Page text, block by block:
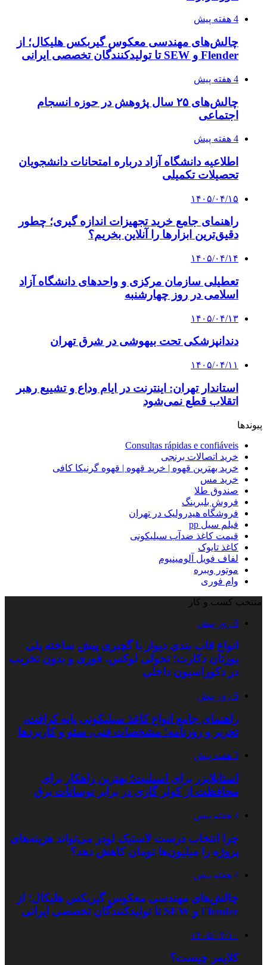
4 هفته پیش
چالش‌های مهندسی معکوس گیربکس هلیکال؛ از
Flender و SEW تا تولیدکنندگان تخصصی ایرانی
4 هفته پیش
چالش‌های ۲۵ سال پژوهش در حوزه انسجام
اجتماعی
4 هفته پیش
اطلاعیه دانشگاه آزاد درباره امتحانات دانشجویان
تحصیلات تکمیلی
۱۴۰۵/۰۴/۱۵
راهنمای جامع خرید تجهیزات اندازه گیری؛ چطور
دقیق‌ترین ابزارها را آنلاین بخریم؟
۱۴۰۵/۰۴/۱۴
تعطیلی سازمان مرکزی و واحدهای دانشگاه آزاد
اسلامی در روز چهارشنبه
۱۴۰۵/۰۴/۱۳
دندانپزشکی تحت بیهوشی در شرق تهران
۱۴۰۵/۰۴/۱۱
استاندار تهران: اینترنت در ایام وداع و تشییع رهبر
اتقلاب قطع نمی‌شود
پیوندها
Consultas rápidas e confiáveis
خرید اتصالات برنجی
خرید بهترین قهوه | خرید قهوه | قهوه گرنیکا کافی
خرید مس
صندوق طلا
فروش بلبرینگ
فروشگاه هیدرولیک در تهران
فیلم سیل pp
قیمت کاغذ ضدآب سیلیکونی
کاغذ تایوک
لفاف فویل آلومینیوم
موتور ویبره
وام فوری
منتخب کسب و کار
6 روز پیش
انواع قاب بندی دیوار با گچبری پیش ساخته پلی
یورتان دکارت؛ تحولی لوکس، فوری و بدون تخریب
در دکوراسیون داخلی
6 روز پیش
راهنمای جامع انواع کاغذ سیلیکونی پایه کرافت،
تحریر و روزنامه؛ مشخصات فنی، سئو و کاربردها
3 هفته پیش
استابلایزر برای اسپلیت؛ بهترین راهکار برای
محافظت از کولر گازی در برابر نوسانات برق
3 هفته پیش
چرا انتخاب درست لاستیک لودر می‌تواند هزینه‌های
پروژه را میلیون‌ها تومان کاهش دهد؟
4 هفته پیش
چالش‌های مهندسی معکوس گیربکس هلیکال؛ از
Flender و SEW تا تولیدکنندگان تخصصی ایرانی
۱۴۰۵/۰۴/۱۰
کلایمر چیست؟